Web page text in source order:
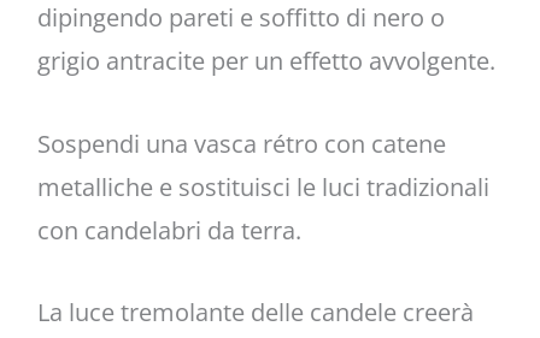
dipingendo pareti e soffitto di nero o
grigio antracite per un effetto avvolgente.
Sospendi una vasca rétro con catene
metalliche e sostituisci le luci tradizionali
con candelabri da terra.
La luce tremolante delle candele creerà